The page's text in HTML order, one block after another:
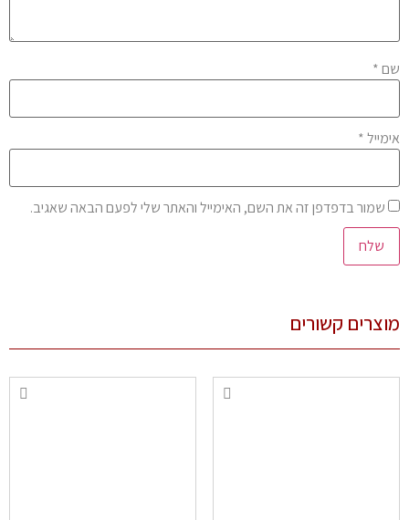
*
*
שמור בדפדפן זה את השם, האימייל והאתר שלי לפעם הבאה שאגיב.
קשורים